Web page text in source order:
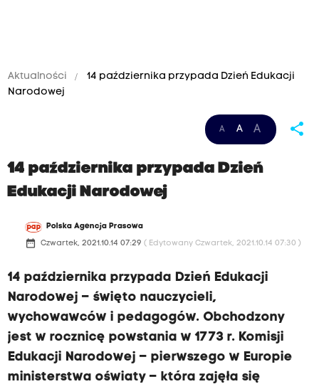
Aktualności
14 października przypada Dzień Edukacji
Narodowej
A A A share
14 października przypada Dzień
Edukacji Narodowej
Polska Agencja Prasowa
date_range Czwartek, 2021.10.14 07:29 ( Edytowany Czwartek, 2021.10.14 07:30 )
14 października przypada Dzień Edukacji
Narodowej – święto nauczycieli,
wychowawców i pedagogów. Obchodzony
jest w rocznicę powstania w 1773 r. Komisji
Edukacji Narodowej – pierwszego w Europie
ministerstwa oświaty – która zajęła się